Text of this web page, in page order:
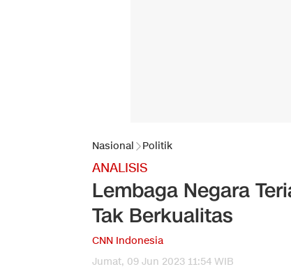
Nasional Politik
ANALISIS
Lembaga Negara
Tak Berkualitas
CNN Indonesia
Jumat, 09 Jun 2023 11:54 WIB